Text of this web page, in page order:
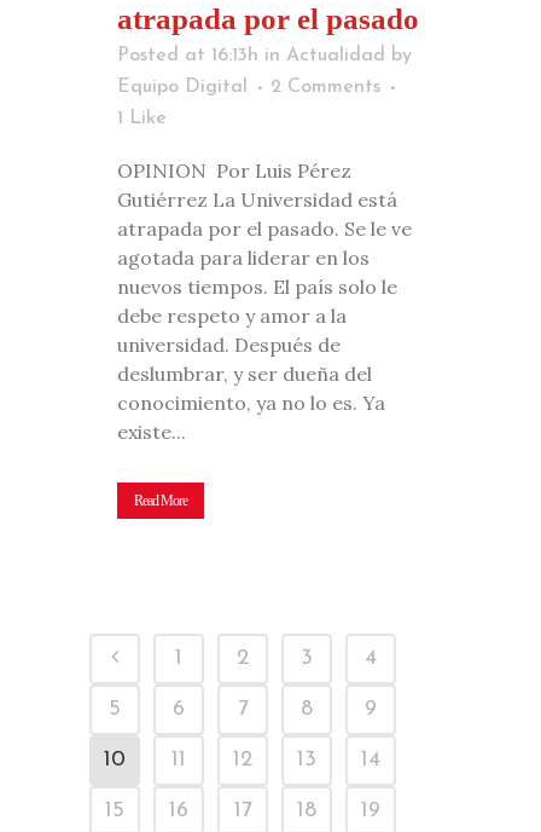
atrapada por el pasado
Posted at 16:13h in Actualidad
by
Equipo Digital
2 Comments
1
Like
OPINION Por Luis Pérez
Gutiérrez La Universidad está
atrapada por el pasado. Se le ve
agotada para liderar en los
nuevos tiempos. El país solo le
debe respeto y amor a la
universidad. Después de
deslumbrar, y ser dueña del
conocimiento, ya no lo es. Ya
existe...
Read More
1 2 3 4
5 6 7 8 9
10 11 12 13 14
15 16 17 18 19